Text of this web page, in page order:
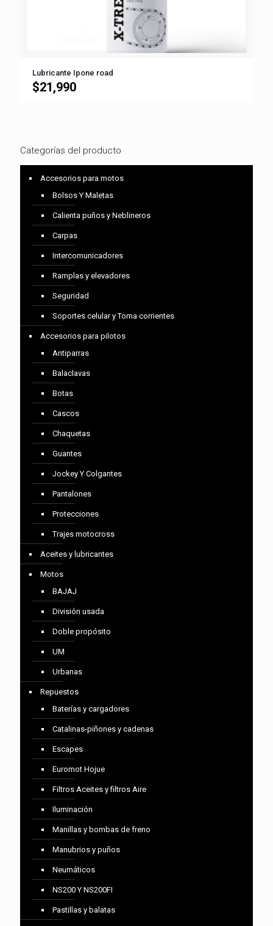
Lubricante Ipone road
$21,990
Categorías del producto
Accesorios para motos
Bolsos Y Maletas
Calienta puños y Neblineros
Carpas
Intercomunicadores
Ramplas y elevadores
Seguridad
Soportes celular y Toma corrientes
Accesorios para pilotos
Antiparras
Balaclavas
Botas
Cascos
Chaquetas
Guantes
Jockey Y Colgantes
Pantalones
Protecciones
Trajes motocross
Aceites y lubricantes
Motos
BAJAJ
División usada
Doble propósito
UM
Urbanas
Repuestos
Baterías y cargadores
Catalinas-piñones y cadenas
Escapes
Euromot Hojue
Filtros Aceites y filtros Aire
Iluminación
Manillas y bombas de freno
Manubrios y puños
Neumáticos
NS200 Y NS200FI
Pastillas y balatas